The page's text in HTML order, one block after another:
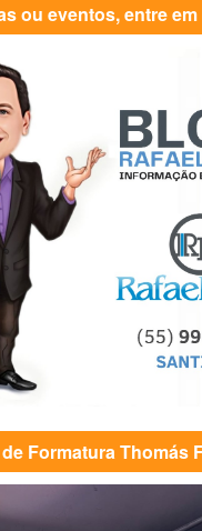
ou eventos, entre
Formatura Thomás